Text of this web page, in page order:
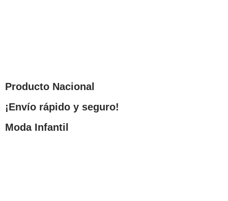
Producto Nacional
¡Envío rápido y seguro!
Moda Infantil